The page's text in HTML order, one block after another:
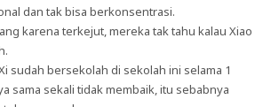
dan tak bisa berkonsentrasi.
karena terkejut, mereka tak tahu kalau Xiao
sudah bersekolah di sekolah ini selama 1
sama sekali tidak membaik, itu sebabnya